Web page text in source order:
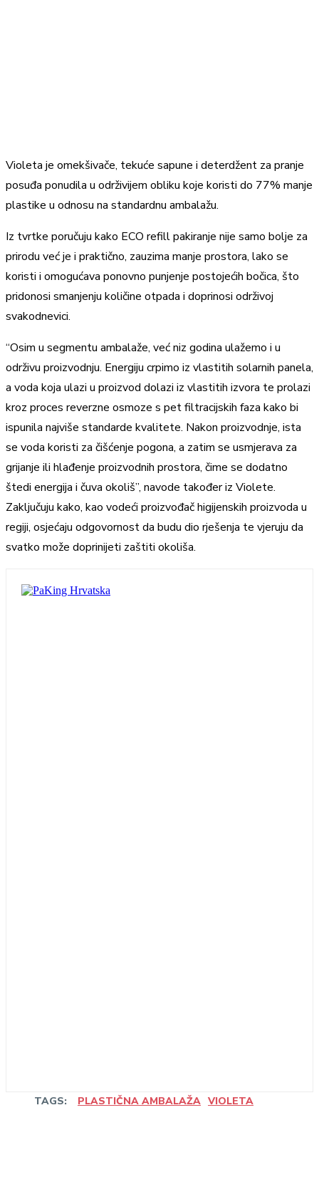
Violeta je omekšivače, tekuće sapune i deterdžent za pranje
posuđa ponudila u održivijem obliku koje koristi do 77% manje
plastike u odnosu na standardnu ambalažu.
Iz tvrtke poručuju kako ECO refill pakiranje nije samo bolje za
prirodu već je i praktično, zauzima manje prostora, lako se
koristi i omogućava ponovno punjenje postojećih bočica, što
pridonosi smanjenju količine otpada i doprinosi održivoj
svakodnevici.
“Osim u segmentu ambalaže, već niz godina ulažemo i u
održivu proizvodnju. Energiju crpimo iz vlastitih solarnih panela,
a voda koja ulazi u proizvod dolazi iz vlastitih izvora te prolazi
kroz proces reverzne osmoze s pet filtracijskih faza kako bi
ispunila najviše standarde kvalitete. Nakon proizvodnje, ista
se voda koristi za čišćenje pogona, a zatim se usmjerava za
grijanje ili hlađenje proizvodnih prostora, čime se dodatno
štedi energija i čuva okoliš”, navode također iz Violete.
Zaključuju kako, kao vodeći proizvođač higijenskih proizvoda u
regiji, osjećaju odgovornost da budu dio rješenja te vjeruju da
svatko može doprinijeti zaštiti okoliša.
TAGS: PLASTIČNA AMBALAŽA VIOLETA